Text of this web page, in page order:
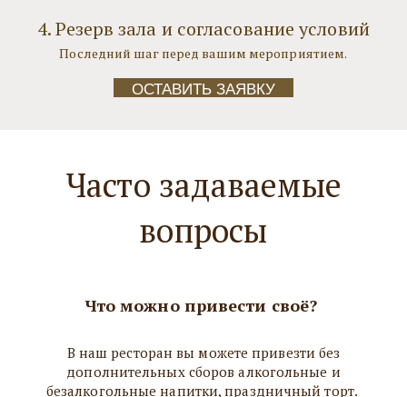
4. Резерв зала и согласование условий
Последний шаг перед вашим мероприятием.
ОСТАВИТЬ ЗАЯВКУ
Часто задаваемые
вопросы
Что можно привести своё?
В наш ресторан вы можете привезти без
дополнительных сборов алкогольные и
безалкогольные напитки, праздничный торт.